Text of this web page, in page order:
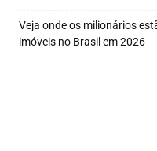
Veja onde os milionários
imóveis no Brasil em 2026